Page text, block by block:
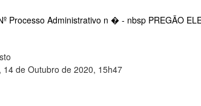
Processo Administrativo n � - nbsp PREGÃO
de Outubro de 2020, 15h47